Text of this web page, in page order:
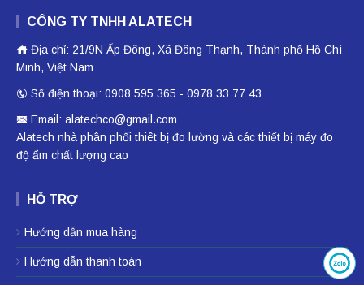
CÔNG TY TNHH ALATECH
Địa chỉ: 21/9N Ấp Đông, Xã Đông Thạnh, Thành phố Hồ Chí
Minh, Việt Nam
Số điện thoại: 0908 595 365 - 0978 33 77 43
Email: alatechco@gmail.com
Alatech nhà phân phối thiêt bị đo lường và các thiết bị máy đo
độ ẩm chất lượng cao
HỖ TRỢ
Hướng dẫn mua hàng
Hướng dẫn thanh toán